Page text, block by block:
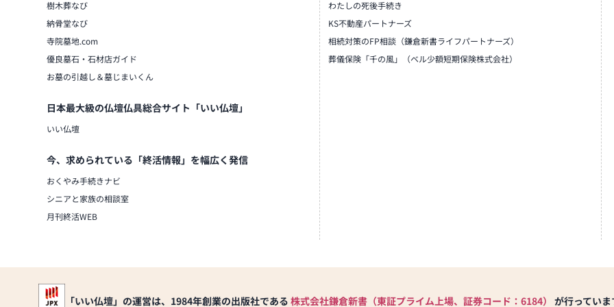
樹木葬なび
納骨堂なび
寺院墓地.com
優良墓石・石材店ガイド
お墓の引越し＆墓じまいくん
日本最大級の仏壇仏具総合サイト「いい仏壇」
いい仏壇
今、求められている「終活情報」を幅広く発信
おくやみ手続きナビ
シニアと家族の相談室
月刊終活WEB
わたしの死後手続き
KS不動産パートナーズ
相続対策のFP相談（鎌倉新書ライフパートナーズ）
葬儀保険「千の風」（ベル少額短期保険株式会社）
「いい仏壇」の運営は、1984年創業の出版社である 株式会社鎌倉新書（東証プライム上場、証券コード：6184） が行っていま